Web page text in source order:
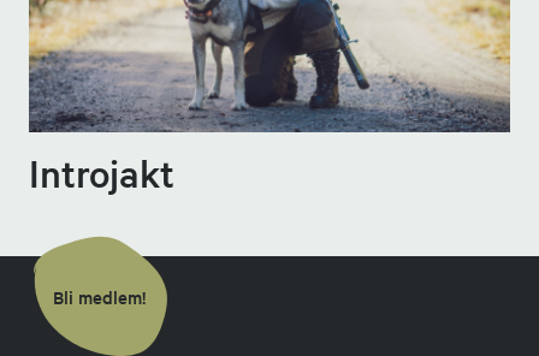
Introjakt
Bli medlem!